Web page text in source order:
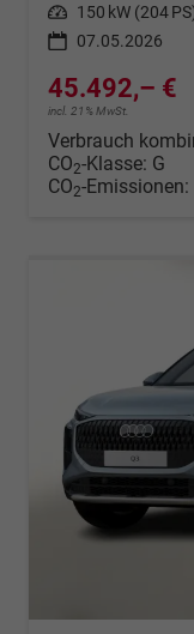
Leistung 150 kW (204
07.05.2026
45.492,– €
incl. 21% MwSt.
Verbrauch
CO2-Klasse: G
CO2-Emissionen: